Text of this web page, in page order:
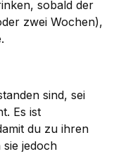
sobald der
zwei Wochen),
sind, sei
Es ist
du zu ihren
sie jedoch